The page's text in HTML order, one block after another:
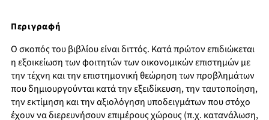
Περιγραφή
Ο σκοπός του βιβλίου είναι διττός. Κατά πρώτον επιδιώκεται
η εξοικείωση των φοιτητών των οικονομικών επιστημών με
την τέχνη και την επιστημονική θεώρηση των προβλημάτων
που δημιουργούνται κατά την εξειδίκευση, την ταυτοποίηση,
την εκτίμηση και την αξιολόγηση υποδειγμάτων που στόχο
έχουν να διερευνήσουν επιμέρους χώρους (π.χ. κατανάλωση,